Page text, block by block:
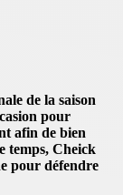
de la saison
pour
afin de bien
temps, Cheick
pour défendre